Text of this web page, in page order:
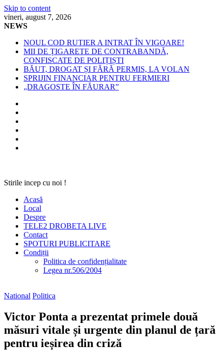
Skip to content
vineri, august 7, 2026
NEWS
NOUL COD RUTIER A INTRAT ÎN VIGOARE!
MII DE ȚIGARETE DE CONTRABANDĂ,
CONFISCATE DE POLIȚIȘTI
BĂUT, DROGAT ȘI FĂRĂ PERMIS, LA VOLAN
SPRIJIN FINANCIAR PENTRU FERMIERI
„DRAGOSTE ÎN FĂURAR”
Stirile incep cu noi !
Acasă
Local
Despre
TELE2 DROBETA LIVE
Contact
SPOTURI PUBLICITARE
Condiții
Politica de confidențialitate
Legea nr.506/2004
National Politica
Victor Ponta a prezentat primele două
măsuri vitale și urgente din planul de țară
pentru ieșirea din criză